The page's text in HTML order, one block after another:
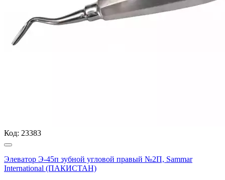
Код: 23383
Элеватор Э-45п зубной угловой правый №2П, Sammar
International (ПАКИСТАН)